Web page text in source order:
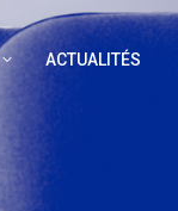
ACTUALITÉS